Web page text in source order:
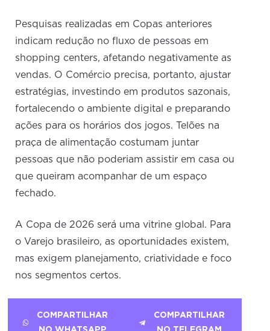
Pesquisas realizadas em Copas anteriores
indicam redução no fluxo de pessoas em
shopping centers, afetando negativamente as
vendas. O Comércio precisa, portanto, ajustar
estratégias, investindo em produtos sazonais,
fortalecendo o ambiente digital e preparando
ações para os horários dos jogos. Telões na
praça de alimentação costumam juntar
pessoas que não poderiam assistir em casa ou
que queiram acompanhar de um espaço
fechado.
A Copa de 2026 será uma vitrine global. Para
o Varejo brasileiro, as oportunidades existem,
mas exigem planejamento, criatividade e foco
nos segmentos certos.
COMPARTILHAR
COMPARTILHAR